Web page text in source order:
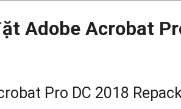
Adobe Acrobat
Pro DC 2018